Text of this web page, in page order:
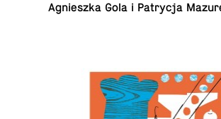
Ag­nieszka Gola i Pa­trycja